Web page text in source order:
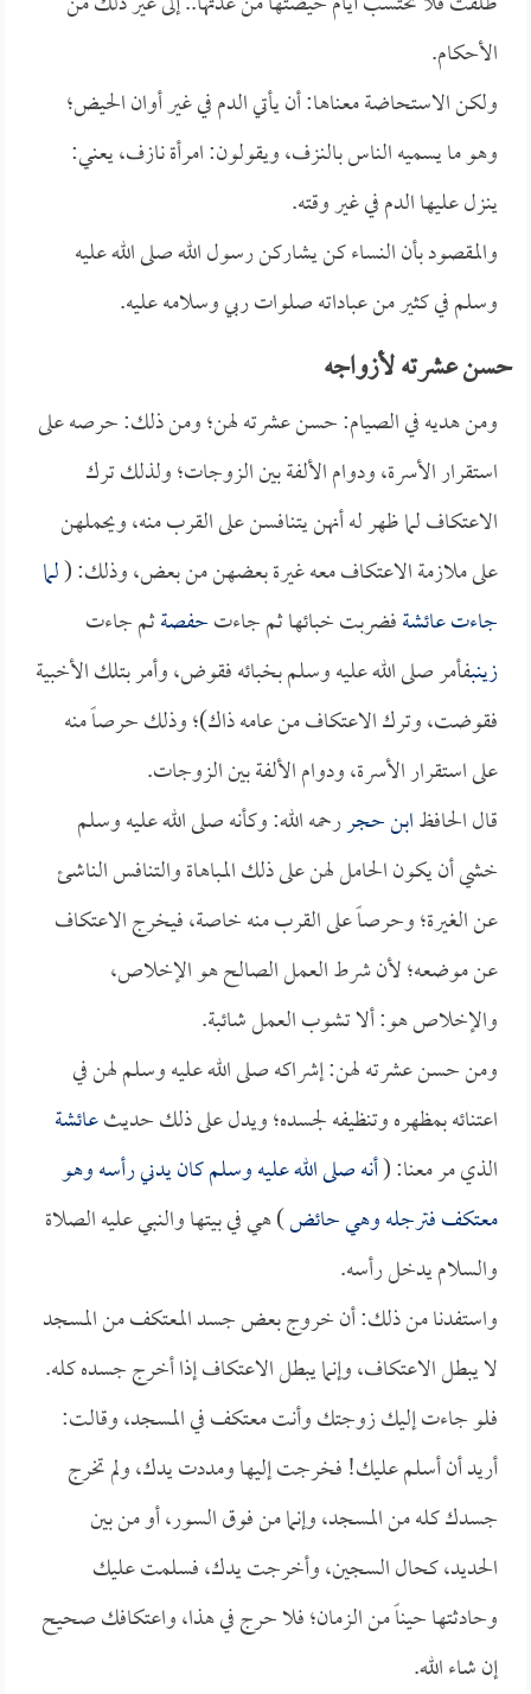
الأحكام.
ولكن الاستحاضة معناها: أن يأتي الدم في غير أوان الحيض؛
وهو ما يسميه الناس بالنزف، ويقولون: امرأة نازف، يعني:
ينزل عليها الدم في غير وقته.
والمقصود بأن النساء كن يشاركن رسول الله صلى الله عليه
وسلم في كثير من عباداته صلوات ربي وسلامه عليه.
حسن عشرته لأزواجه
ومن هديه في الصيام: حسن عشرته لهن؛ ومن ذلك: حرصه على
استقرار الأسرة، ودوام الألفة بين الزوجات؛ ولذلك ترك
الاعتكاف لما ظهر له أنهن يتنافسن على القرب منه، ويحملهن
على ملازمة الاعتكاف معه غيرة بعضهن من بعض، وذلك: (لما
جاءتعائشةفضربت خبائها ثم جاءتحفصةثم جاءت
زينبفأمر صلى الله عليه وسلم بخبائه فقوض، وأمر بتلك الأخبية
فقوضت، وترك الاعتكاف من عامه ذاك)؛ وذلك حرصاً منه
على استقرار الأسرة، ودوام الألفة بين الزوجات.
قال الحافظابن حجررحمه الله: وكأنه صلى الله عليه وسلم
خشي أن يكون الحامل لهن على ذلك المباهاة والتنافس الناشئ
عن الغيرة؛ وحرصاً على القرب منه خاصة، فيخرج الاعتكاف
عن موضعه؛ لأن شرط العمل الصالح هو الإخلاص،
والإخلاص هو: ألا تشوب العمل شائبة.
ومن حسن عشرته لهن: إشراكه صلى الله عليه وسلم لهن في
اعتنائه بمظهره وتنظيفه لجسده؛ ويدل على ذلك حديثعائشة
الذي مر معنا: (أنه صلى الله عليه وسلم كان يدني رأسه وهو
معتكف فترجله وهي حائض) هي في بيتها والنبي عليه الصلاة
والسلام يدخل رأسه.
واستفدنا من ذلك: أن خروج بعض جسد المعتكف من المسجد
لا يبطل الاعتكاف، وإنما يبطل الاعتكاف إذا أخرج جسده كله.
فلو جاءت إليك زوجتك وأنت معتكف في المسجد، وقالت:
أريد أن أسلم عليك! فخرجت إليها ومددت يدك، ولم تخرج
جسدك كله من المسجد، وإنما من فوق السور، أو من بين
الحديد، كحال السجين، وأخرجت يدك، فسلمت عليك
وحادثتها حيناً من الزمان؛ فلا حرج في هذا، واعتكافك صحيح
إن شاء الله.